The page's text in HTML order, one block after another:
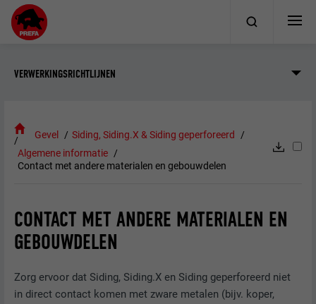
VERWERKINGSRICHTLIJNEN
Gevel
Siding, Siding.X & Siding geperforeerd
Algemene informatie
Contact met andere materialen en gebouwdelen
CONTACT MET ANDERE MATERIALEN EN
GEBOUWDELEN
Zorg ervoor dat Siding, Siding.X en Siding geperforeerd niet
in direct contact komen met zware metalen (bijv. koper,